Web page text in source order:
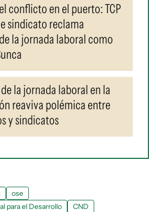
conflicto en el puerto: TCP
sindicato reclama
la jornada laboral como
la jornada laboral en la
reaviva polémica entre
y sindicatos
ose
para el Desarrollo
CND